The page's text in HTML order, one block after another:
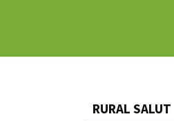
RURAL SALUT